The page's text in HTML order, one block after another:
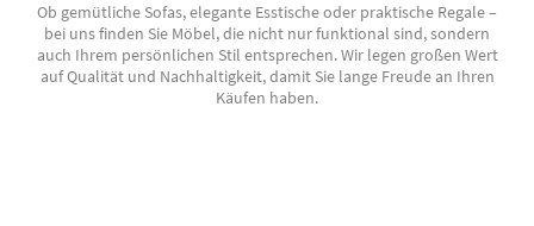
Ob gemütliche Sofas, elegante Esstische oder praktische Regale –
bei uns finden Sie Möbel, die nicht nur funktional sind, sondern
auch Ihrem persönlichen Stil entsprechen. Wir legen großen Wert
auf Qualität und Nachhaltigkeit, damit Sie lange Freude an Ihren
Käufen haben.